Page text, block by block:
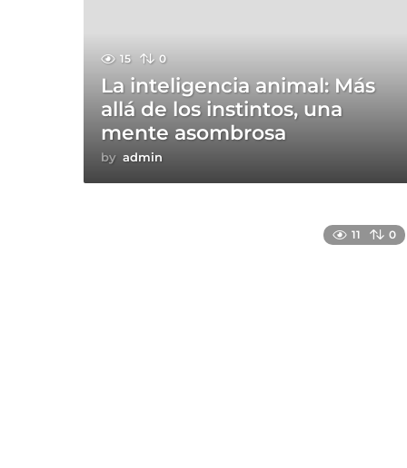
15 0
La inteligencia animal: Más
allá de los instintos, una
mente asombrosa
by admin
11 0